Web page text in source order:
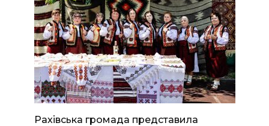
Рахівська громада представила